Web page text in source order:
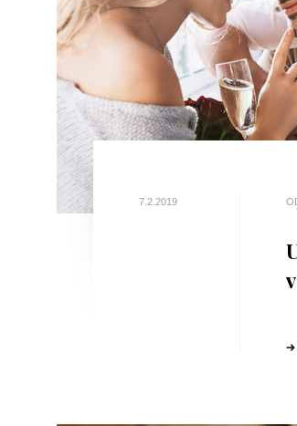
7.2.2019